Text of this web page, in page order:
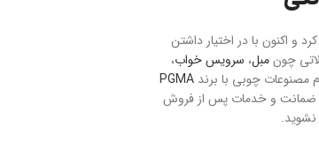
فرش امام علی (ع) آغاز کرد و اکنون با در اختیار داشتن
مبل، سرویس خواب،
مصنوعات چوبی با برند PGMA
به تمام نقاط کشور با رعایت موارد ایمنی و بیمه صورت می پذیرد و تمام محصولات دارای 24 ماه ضمانت و خدمات پس از فروش